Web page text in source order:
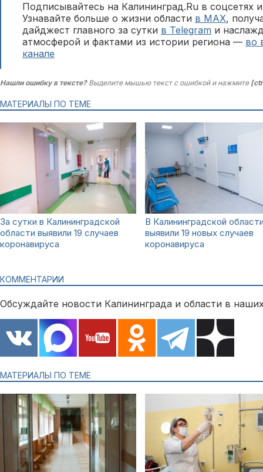
Подписывайтесь на Калининград.Ru в соцсетях
Узнавайте больше о жизни области в MAX,
дайджест главного за сутки в Telegram и
атмосферой и фактами из истории региона — во
канале
Нашли ошибку в тексте?Выделите мышью текст с ошибкой и нажмите
МАТЕРИАЛЫ ПО ТЕМЕ
За сутки в Калининградской
области выявили 19 случаев
коронавируса
В Калининградской
выявили 19 новых случаев
коронавируса
КОММЕНТАРИИ
Обсуждайте новости Калининграда и области в
МАТЕРИАЛЫ ПО ТЕМЕ